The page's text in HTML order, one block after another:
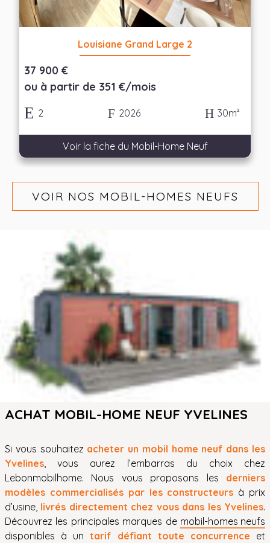
Louisiane Grand Large 2
37 900 €
ou à partir de 351 €/mois
2 2026 30m²
Voir la fiche du Mobil-Home Neuf
VOIR NOS MOBIL-HOMES NEUFS
ACHAT MOBIL-HOME NEUF YVELINES
Si vous souhaitez acheter un mobil home neuf dans les
Yvelines, vous aurez l’embarras du choix chez
Lebonmobilhome. Nous vous proposons les derniers
modèles commercialisés par les constructeurs à prix
d’usine, livrés directement chez vous dans les Yvelines.
Découvrez les principales marques de mobil-homes neufs
disponibles à untarif défiant toute concurrence et